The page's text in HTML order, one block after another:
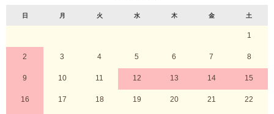
日 月 火 水 木 金 土
1
2 3 4 5 6 7 8
9 10 11 12 13 14 15
16 17 18 19 20 21 22